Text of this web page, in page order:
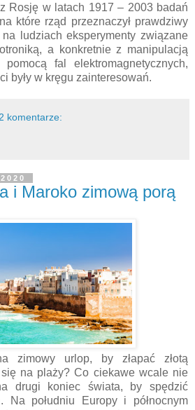
Rosję w latach 1917 – 2003 badań
które rząd przeznaczył prawdziwy
ludziach eksperymenty związane
a konkretnie z manipulacją
pomocą fal elektromagnetycznych,
były w kręgu zainteresowań.
2 komentarze:
i Maroko zimową porą
zimowy urlop, by złapać złotą
na plaży? Co ciekawe wcale nie
drugi koniec świata, by spędzić
Na południu Europy i północnym